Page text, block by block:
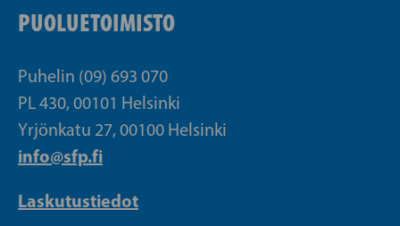
PUOLUETOIMISTO
Puhelin (09) 693 070
PL 430, 00101 Helsinki
Yrjönkatu 27, 00100 Helsinki
info@sfp.fi
Laskutustiedot